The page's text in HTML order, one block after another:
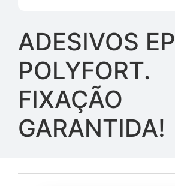
ADESIVOS
POLYFORT.
FIXAÇÃO
GARANTIDA!